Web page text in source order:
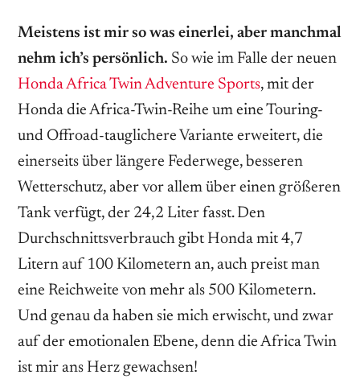
Meistens ist mir so was einerlei, aber manchmal
nehm ich’s persönlich. So wie im Falle der neuen
Honda Africa Twin Adventure Sports, mit der
Honda die Africa-Twin-Reihe um eine Touring-
und Offroad-tauglichere Variante erweitert, die
einerseits über längere Federwege, besseren
Wetterschutz, aber vor allem über einen größeren
Tank verfügt, der 24,2 Liter fasst. Den
Durchschnittsverbrauch gibt Honda mit 4,7
Litern auf 100 Kilometern an, auch preist man
eine Reichweite von mehr als 500 Kilometern.
Und genau da haben sie mich erwischt, und zwar
auf der emotionalen Ebene, denn die Africa Twin
ist mir ans Herz gewachsen!